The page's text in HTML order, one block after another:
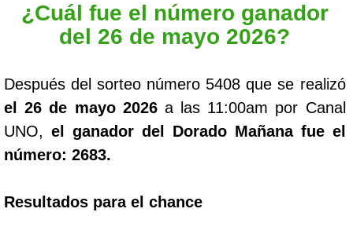
¿Cuál fue el número ganador
del 26 de mayo 2026?
Después del sorteo número 5408 que se realizó
el 26 de mayo 2026a las 11:00am por Canal
UNO, el ganador del Dorado Mañana fue el
número: 2683.
Resultados para el chance